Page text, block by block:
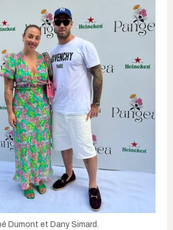
Dumont et Dany Simard.